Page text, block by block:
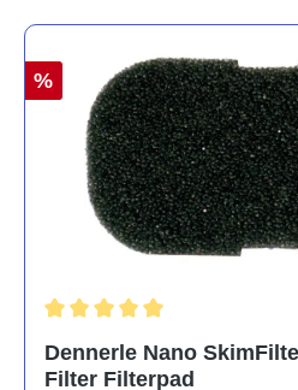
%
Dennerle Nano
Filter Filterpad